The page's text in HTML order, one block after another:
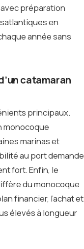
préparation
en
année sans
catamaran
principaux.
monocoque
marinas et
au port demande
fort. Enfin, le
du monocoque
financier, l’achat et
élevés à longueur